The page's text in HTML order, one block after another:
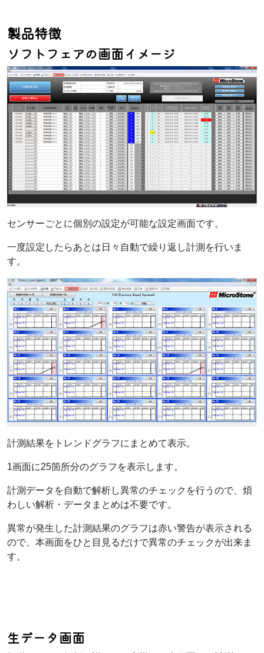
製品特徴
ソフトフェアの画面イメージ
センサーごとに個別の設定が可能な設定画面です。
一度設定したらあとは日々自動で繰り返し計測を行いま
す。
計測結果をトレンドグラフにまとめて表示。
1画面に25箇所分のグラフを表示します。
計測データを自動で解析し異常のチェックを行うので、煩
わしい解析・データまとめは不要です。
異常が発生した計測結果のグラフは赤い警告が表示される
ので、本画面をひと目見るだけで異常のチェックが出来ま
す。
生データ画面